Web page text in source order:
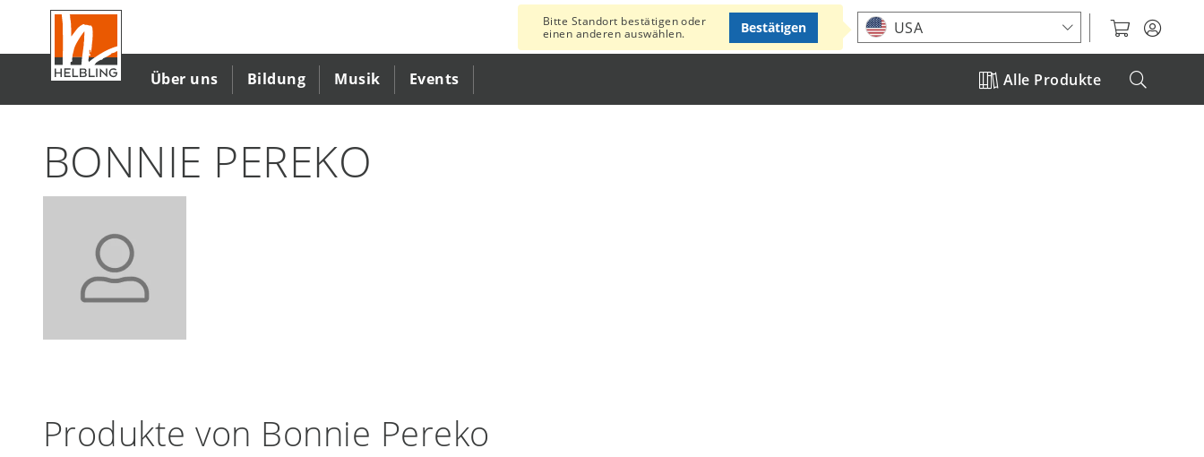
Inhalt
Standort auswählen
Über uns Bildung Musik Events Alle Produkte
Bitte Standort bestätigen oder
einen anderen auswählen.
USA
Bestätigen
BONNIE PEREKO
Produkte von Bonnie Pereko